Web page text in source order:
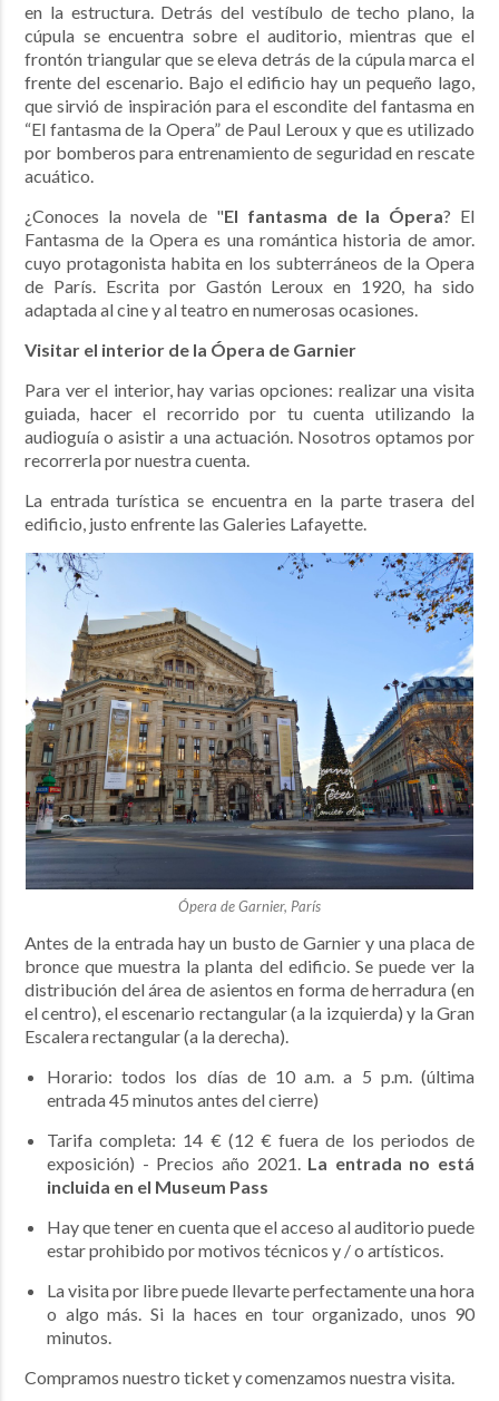
en la estructura. Detrás del vestíbulo de techo plano, la
cúpula se encuentra sobre el auditorio, mientras que el
frontón triangular que se eleva detrás de la cúpula marca el
frente del escenario. Bajo el edificio hay un pequeño lago,
que sirvió de inspiración para el escondite del fantasma en
“El fantasma de la Opera” de Paul Leroux y que es utilizado
por bomberos para entrenamiento de seguridad en rescate
acuático.
¿Conoces la novela de "El fantasma de la Ópera? El
Fantasma de la Opera es una romántica historia de amor.
cuyo protagonista habita en los subterráneos de la Opera
de París. Escrita por Gastón Leroux en 1920, ha sido
adaptada al cine y al teatro en numerosas ocasiones.
Visitar el interior de la Ópera de Garnier
Para ver el interior, hay varias opciones: realizar una visita
guiada, hacer el recorrido por tu cuenta utilizando la
audioguía o asistir a una actuación. Nosotros optamos por
recorrerla por nuestra cuenta.
La entrada turística se encuentra en la parte trasera del
edificio, justo enfrente las Galeries Lafayette.
Ópera de Garnier, París
Antes de la entrada hay un busto de Garnier y una placa de
bronce que muestra la planta del edificio. Se puede ver la
distribución del área de asientos en forma de herradura (en
el centro), el escenario rectangular (a la izquierda) y la Gran
Escalera rectangular (a la derecha).
Horario: todos los días de 10 a.m. a 5 p.m. (última
entrada 45 minutos antes del cierre)
Tarifa completa: 14 € (12 € fuera de los periodos de
exposición) - Precios año 2021. La entrada no está
incluida en el Museum Pass
Hay que tener en cuenta que el acceso al auditorio puede
estar prohibido por motivos técnicos y / o artísticos.
La visita por libre puede llevarte perfectamente una hora
o algo más. Si la haces en tour organizado, unos 90
minutos.
Compramos nuestro ticket y comenzamos nuestra visita.